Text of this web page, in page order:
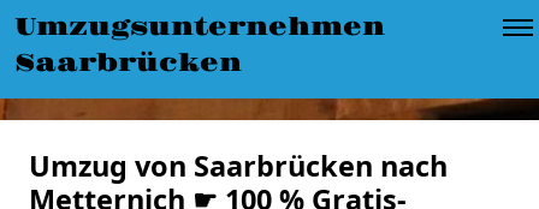
Umzugsunternehmen
Saarbrücken
Umzug von Saarbrücken nach
Metternich ☛ 100 % Gratis-